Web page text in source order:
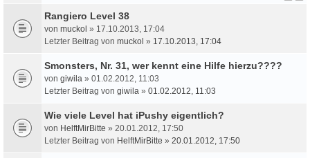
Rangiero Level 38
von muckol » 17.10.2013, 17:04
Letzter Beitrag von muckol » 17.10.2013, 17:04
Smonsters, Nr. 31, wer kennt eine Hilfe hierzu????
von giwila » 01.02.2012, 11:03
Letzter Beitrag von giwila » 01.02.2012, 11:03
Wie viele Level hat iPushy eigentlich?
von HelftMirBitte » 20.01.2012, 17:50
Letzter Beitrag von HelftMirBitte » 20.01.2012, 17:50